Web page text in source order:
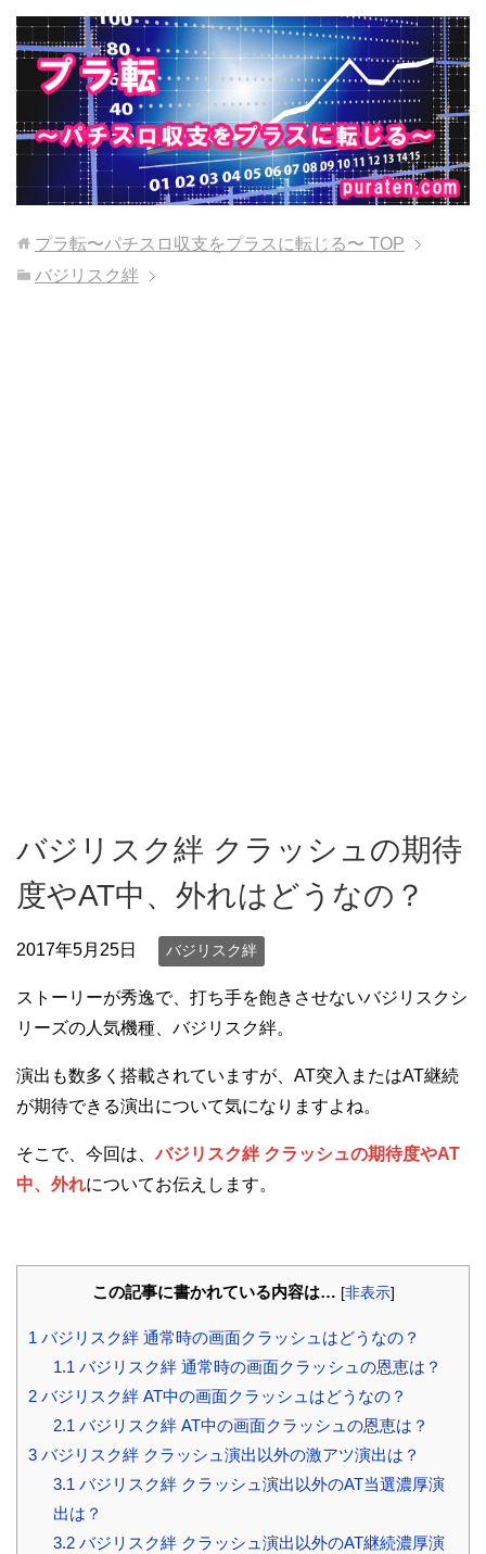
プラ転〜パチスロ収支をプラスに転じる〜 TOP
バジリスク絆
バジリスク絆 クラッシュの期待
度やAT中、外れはどうなの？
2017年5月25日 バジリスク絆
ストーリーが秀逸で、打ち手を飽きさせないバジリスクシ
リーズの人気機種、バジリスク絆。
演出も数多く搭載されていますが、AT突入またはAT継続
が期待できる演出について気になりますよね。
そこで、今回は、バジリスク絆 クラッシュの期待度やAT
中、外れについてお伝えします。
この記事に書かれている内容は… [非表示]
1 バジリスク絆 通常時の画面クラッシュはどうなの？
1.1 バジリスク絆 通常時の画面クラッシュの恩恵は？
2 バジリスク絆 AT中の画面クラッシュはどうなの？
2.1 バジリスク絆 AT中の画面クラッシュの恩恵は？
3 バジリスク絆 クラッシュ演出以外の激アツ演出は？
3.1 バジリスク絆 クラッシュ演出以外のAT当選濃厚演
出は？
3.2バジリスク絆 クラッシュ演出以外のAT継続濃厚演